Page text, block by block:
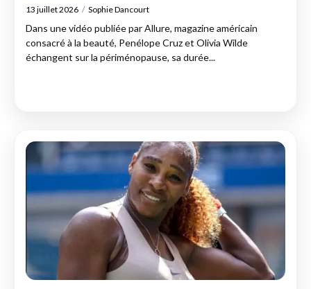
13 juillet 2026 Sophie Dancourt
Dans une vidéo publiée par Allure, magazine américain
consacré à la beauté, Penélope Cruz et Olivia Wilde
échangent sur la périménopause, sa durée...